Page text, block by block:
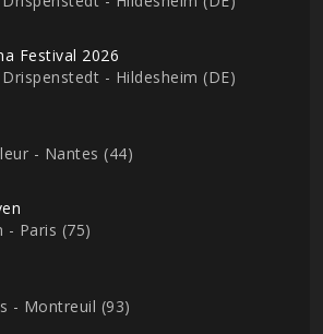
Festival 2026
- Hildesheim (DE)
- Nantes (44)
- Paris (75)
- Montreuil (93)